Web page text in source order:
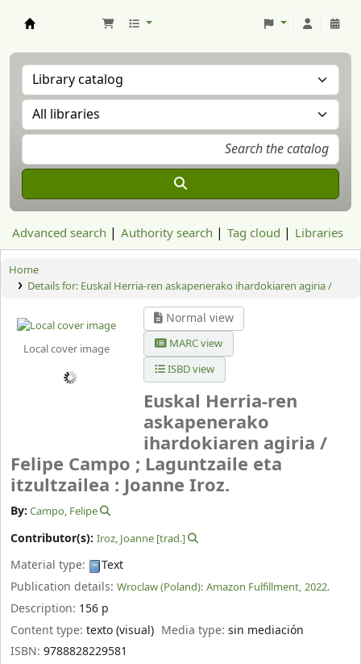
Advanced search Authority search Tag cloud Libraries
Home
Details for: Euskal Herria-ren askapenerako ihardokiaren agiria /
Local cover image
Normal view
MARC view
ISBD view
Euskal Herria-ren
askapenerako
ihardokiaren agiria /
Felipe Campo ; Laguntzaile eta
itzultzailea : Joanne Iroz.
By: Campo, Felipe
Contributor(s): Iroz, Joanne [trad.]
Material type:
Text
Publication details: Wroclaw (Poland): Amazon Fulfillment, 2022.
Description: 156 p
Content type: texto (visual) Media type:sin mediación
ISBN: 9788828229581